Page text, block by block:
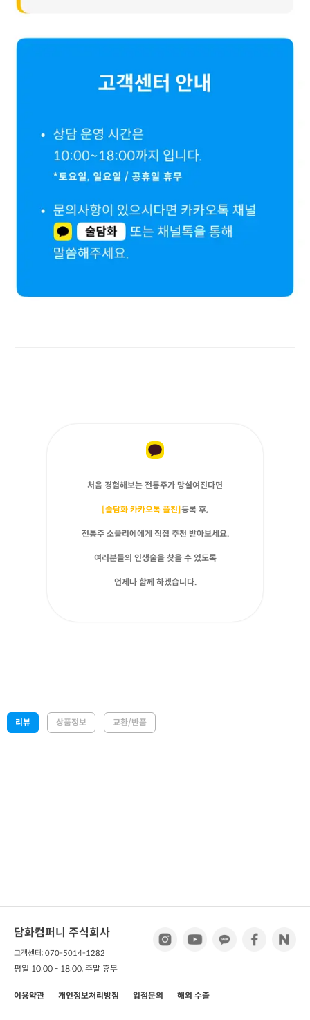
처음 경험해보는 전통주가 망설여진다면
[술담화 카카오톡 플친] 등록 후,
전통주 소믈리에에게 직접 추천 받아보세요.
여러분들의 인생술을 찾을 수 있도록
언제나 함께 하겠습니다.
리뷰 상품정보 교환/반품
담화컴퍼니 주식회사
고객센터: 070-5014-1282
평일 10:00 - 18:00, 주말 휴무
이용약관 개인정보처리방침 입점문의 해외 수출